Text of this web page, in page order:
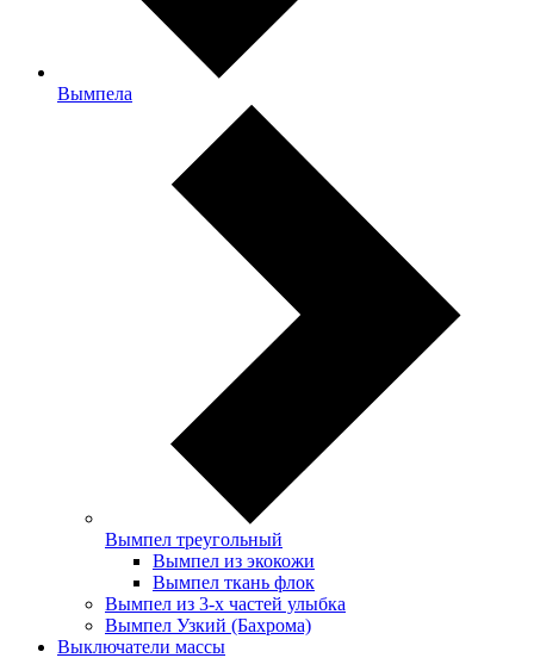
Вымпела
Вымпел треугольный
Вымпел из экокожи
Вымпел ткань флок
Вымпел из 3-х частей улыбка
Вымпел Узкий (Бахрома)
Выключатели массы